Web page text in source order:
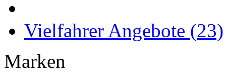
Vielfahrer Angebote (23)
Marken